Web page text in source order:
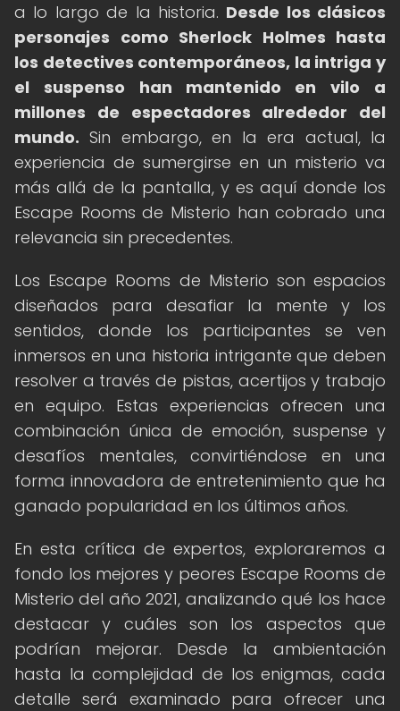
a lo largo de la historia. Desde los clásicos
personajes como Sherlock Holmes hasta
los detectives contemporáneos, la intriga y
el suspenso han mantenido en vilo a
millones de espectadores alrededor del
mundo. Sin embargo, en la era actual, la
experiencia de sumergirse en un misterio va
más allá de la pantalla, y es aquí donde los
Escape Rooms de Misterio han cobrado una
relevancia sin precedentes.
Los Escape Rooms de Misterio son espacios
diseñados para desafiar la mente y los
sentidos, donde los participantes se ven
inmersos en una historia intrigante que deben
resolver a través de pistas, acertijos y trabajo
en equipo. Estas experiencias ofrecen una
combinación única de emoción, suspense y
desafíos mentales, convirtiéndose en una
forma innovadora de entretenimiento que ha
ganado popularidad en los últimos años.
En esta crítica de expertos, exploraremos a
fondo los mejores y peores Escape Rooms de
Misterio del año 2021, analizando qué los hace
destacar y cuáles son los aspectos que
podrían mejorar. Desde la ambientación
hasta la complejidad de los enigmas, cada
detalle será examinado para ofrecer una